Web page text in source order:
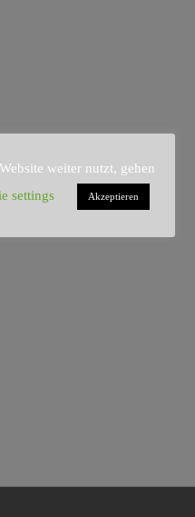
weiter nutzt, gehen
settings Akzeptieren